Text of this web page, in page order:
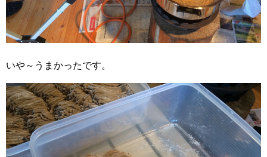
いや～うまかったです。